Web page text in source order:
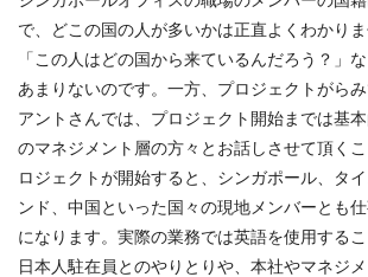
で、どこの国の人が多いかは正直よくわかり
「この人はどの国から来ているんだろう？」
あまりないのです。一方、プロジェクトがら
アントさんでは、プロジェクト開始までは基
のマネジメント層の方々とお話しさせて頂く
ロジェクトが開始すると、シンガポール、タ
ンド、中国といった国々の現地メンバーとも
になります。実際の業務では英語を使用するこ
日本人駐在員とのやりとりや、本社やマネジ